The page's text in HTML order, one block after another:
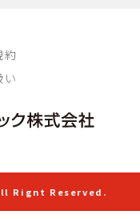
約
い
Rignt Reserved.